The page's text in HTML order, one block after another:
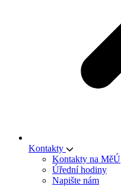
Kontakty
Kontakty na MěÚ
Úřední hodiny
Napište nám